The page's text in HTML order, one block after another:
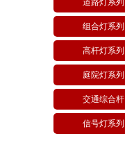
组合灯系列
高杆灯系列
庭院灯系列
交通综合杆
信号灯系列